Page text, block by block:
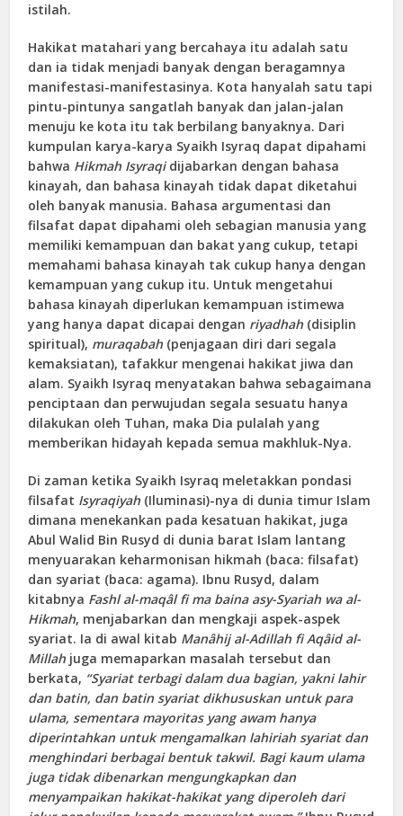
istilah.
Hakikat matahari yang bercahaya itu adalah satu
dan ia tidak menjadi banyak dengan beragamnya
manifestasi-manifestasinya. Kota hanyalah satu tapi
pintu-pintunya sangatlah banyak dan jalan-jalan
menuju ke kota itu tak berbilang banyaknya. Dari
kumpulan karya-karya Syaikh Isyraq dapat dipahami
bahwa Hikmah Isyraqidijabarkan dengan bahasa
kinayah, dan bahasa kinayah tidak dapat diketahui
oleh banyak manusia. Bahasa argumentasi dan
filsafat dapat dipahami oleh sebagian manusia yang
memiliki kemampuan dan bakat yang cukup, tetapi
memahami bahasa kinayah tak cukup hanya dengan
kemampuan yang cukup itu. Untuk mengetahui
bahasa kinayah diperlukan kemampuan istimewa
yang hanya dapat dicapai dengan riyadhah (disiplin
spiritual), muraqabah (penjagaan diri dari segala
kemaksiatan), tafakkur mengenai hakikat jiwa dan
alam. Syaikh Isyraq menyatakan bahwa sebagaimana
penciptaan dan perwujudan segala sesuatu hanya
dilakukan oleh Tuhan, maka Dia pulalah yang
memberikan hidayah kepada semua makhluk-Nya.
Di zaman ketika Syaikh Isyraq meletakkan pondasi
filsafat Isyraqiyah (Iluminasi)-nya di dunia timur Islam
dimana menekankan pada kesatuan hakikat, juga
Abul Walid Bin Rusyd di dunia barat Islam lantang
menyuarakan keharmonisan hikmah (baca: filsafat)
dan syariat (baca: agama). Ibnu Rusyd, dalam
kitabnya Fashl al-maqâl fi ma baina asy-Syariah wa al-
Hikmah, menjabarkan dan mengkaji aspek-aspek
syariat. Ia di awal kitab Manâhij al-Adillah fi Aqâid al-
Millah juga memaparkan masalah tersebut dan
berkata, “Syariat terbagi dalam dua bagian, yakni lahir
dan batin, dan batin syariat dikhususkan untuk para
ulama, sementara mayoritas yang awam hanya
diperintahkan untuk mengamalkan lahiriah syariat dan
menghindari berbagai bentuk takwil. Bagi kaum ulama
juga tidak dibenarkan mengungkapkan dan
menyampaikan hakikat-hakikat yang diperoleh dari